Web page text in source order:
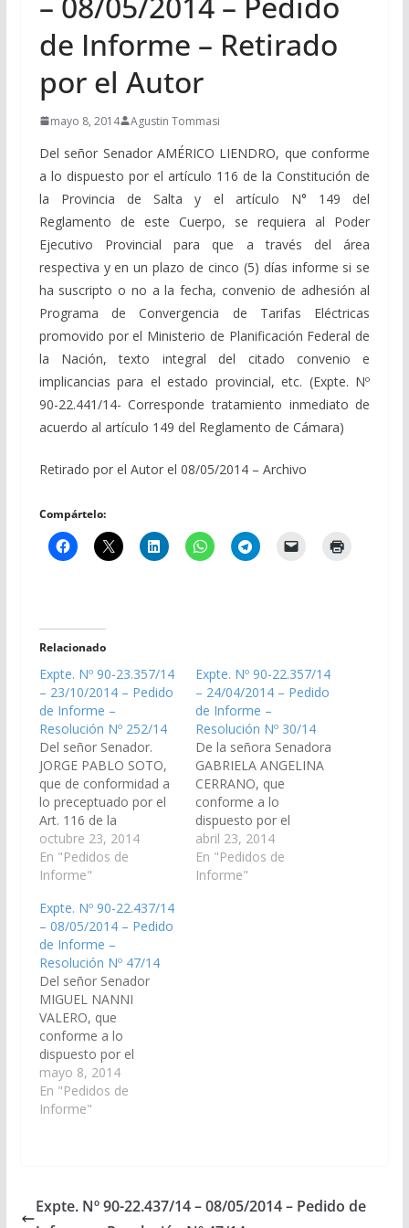
de Informe – Retirado
por el Autor
mayo 8, 2014 Agustin Tommasi
Del señor Senador AMÉRICO LIENDRO, que conforme
a lo dispuesto por el artículo 116 de la Constitución de
la Provincia de Salta y el artículo N° 149 del
Reglamento de este Cuerpo, se requiera al Poder
Ejecutivo Provincial para que a través del área
respectiva y en un plazo de cinco (5) días informe si se
ha suscripto o no a la fecha, convenio de adhesión al
Programa de Convergencia de Tarifas Eléctricas
promovido por el Ministerio de Planificación Federal de
la Nación, texto integral del citado convenio e
implicancias para el estado provincial, etc. (Expte. Nº
90-22.441/14- Corresponde tratamiento inmediato de
acuerdo al artículo 149 del Reglamento de Cámara)
Retirado por el Autor el 08/05/2014 – Archivo
Compártelo:
Relacionado
Expte. Nº 90-23.357/14
– 23/10/2014 – Pedido
de Informe –
Resolución Nº 252/14
Del señor Senador.
JORGE PABLO SOTO,
que de conformidad a
lo preceptuado por el
Art. 116 de la
Constitución Provincial
y al Art. 149 del
Reglamento interno de
Sr. Secretario de
Asuntos Municipales,
Cr. Ricardo Aybar, para
que en el plazo de 10
(diez) días informe:…
octubre 23, 2014
En "Pedidos de
Informe"
Expte. Nº 90-22.357/14
– 24/04/2014 – Pedido
de Informe –
Resolución Nº 30/14
De la señora Senadora
GABRIELA ANGELINA
CERRANO, que
conforme a lo
dispuesto por el
artículo 116 de la
Constitución Provincial
y el artículo 149 del
abril 23, 2014
En "Pedidos de
Informe"
Expte. Nº 90-22.437/14
– 08/05/2014 – Pedido
de Informe –
Resolución Nº 47/14
Del señor Senador
MIGUEL NANNI
VALERO, que
conforme a lo
dispuesto por el
artículo 116 de la
Constitución de la
Provincia de Salta y el
de la Provincia para
que en un plazo de 5
mayo 8, 2014
En "Pedidos de
Informe"
Expte. Nº 90-22.437/14 – 08/05/2014 – Pedido de